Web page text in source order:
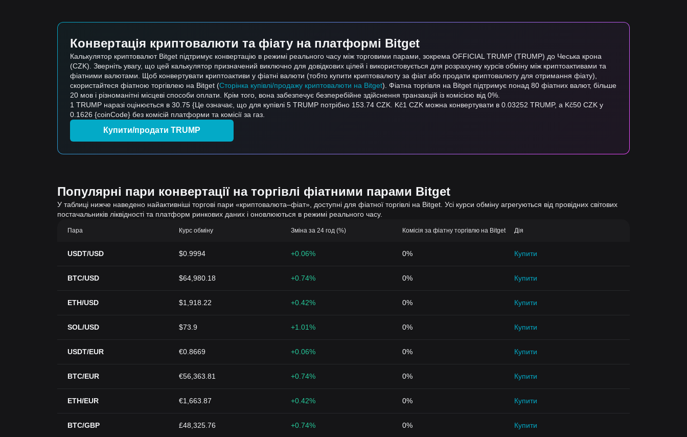
Конвертація криптовалюти та фіату на платформі Bitget
Калькулятор криптовалют Bitget підтримує конвертацію в режимі реального часу між торговими парами, зокрема OFFICIAL TRUMP (TRUMP) до Чеська крона
(CZK). Зверніть увагу, що цей калькулятор призначений виключно для довідкових цілей і використовується для розрахунку курсів обміну між криптоактивами та
фіатними валютами. Щоб конвертувати криптоактиви у фіатні валюти (тобто купити криптовалюту за фіат або продати криптовалюту для отримання фіату),
скористайтеся фіатною торгівлею на Bitget (Сторінка купівлі/продажу криптовалюти на Bitget). Фіатна торгівля на Bitget підтримує понад 80 фіатних валют, більше
20 мов і різноманітні місцеві способи оплати. Крім того, вона забезпечує безперебійне здійснення транзакцій із комісією від 0%.
1 TRUMP наразі оцінюється в 30.75 {Це означає, що для купівлі 5 TRUMP потрібно 153.74 CZK. Kč1 CZK можна конвертувати в 0.03252 TRUMP, а Kč50 CZK у
0.1626 {coinCode} без комісій платформи та комісії за газ.
Купити/продати TRUMP
Популярні пари конвертації на торгівлі фіатними парами Bitget
У таблиці нижче наведено найактивніші торгові пари «криптовалюта–фіат», доступні для фіатної торгівлі на Bitget. Усі курси обміну агрегуються від провідних світових
постачальників ліквідності та платформ ринкових даних і оновлюються в режимі реального часу.
Пара Курс обміну Зміна за 24 год (%) Комісія за фіатну торгівлю на Bitget Дія
USDT/USD $0.9994 +0.06% 0% Купити
BTC/USD $64,980.18 +0.74% 0% Купити
ETH/USD $1,918.22 +0.42% 0% Купити
SOL/USD $73.9 +1.01% 0% Купити
USDT/EUR €0.8669 +0.06% 0% Купити
BTC/EUR €56,363.81 +0.74% 0% Купити
ETH/EUR €1,663.87 +0.42% 0% Купити
BTC/GBP £48,325.76 +0.74% 0% Купити